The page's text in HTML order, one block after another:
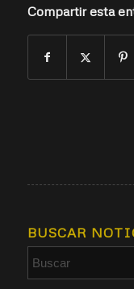
Compartir esta
BUSCAR